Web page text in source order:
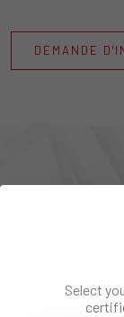
DEMANDE
Select